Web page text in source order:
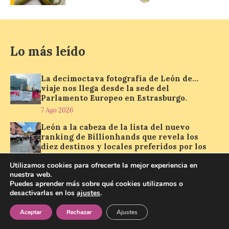
solar del 12 de agosto de 2026 sin
compromiso con La Vuelta
como patrocinador oficial
7 Ago 2026
La cadena hotelera pública
volverá a estar presente
en la zona de descanso
junto al control de firmas
y, como novedad, en el
Leaders Lounge, dos espacios exclusivos
para los ciclistas. El recorrido de La
Vuelta discurrirá junto a 17 […]
Lo más leído
La decimoctava fotografía de León de…
viaje nos llega desde la sede del
Parlamento Europeo en Estrasburgo.
7 Ago 2026
León a la cabeza de la lista del nuevo
ranking de Billionhands que revela los
diez destinos y locales preferidos por los
consumidores para tomarse una caña
este verano.
6 Ago 2026
La décimo séptima fotografía León de…
viaje nos llega desde la carretera CL 626
con motivo de la marcha en defensa de
Utilizamos cookies para ofrecerte la mejor experiencia en
nuestra web.
Puedes aprender más sobre qué cookies utilizamos o
desactivarlas en los ajustes.
Aceptar Rechazar Ajustes